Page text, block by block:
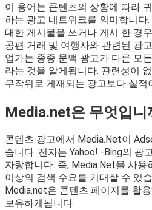
이 용어는 콘텐츠의 상황에 따라
하는 광고 네트워크를 의미합니다
대한 게시물을 쓰거나 게시 한 경
공편 거래 및 여행사와 관련된 광
업가는 종종 문맥 광고가 다른 모
라는 것을 알게됩니다. 관련성이
무작위로 게재되는 광고보다 실적
Media.net은 무엇입니
콘텐츠 광고에서 Media.Net이
습니다. 전자는 Yahoo! -Bing의 광
자랑합니다. 즉, Media.Net을 사용
이상의 검색 수요를 기대할 수 있
Media.net은 콘텐츠 페이지를 활
보유하게됩니다.